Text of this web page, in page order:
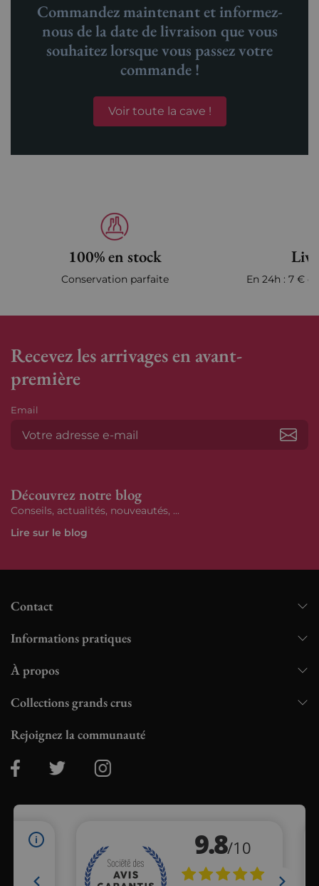
Commandez maintenant et informez-
nous de la date de livraison que vous
souhaitez lorsque vous passez votre
commande !
Voir toute la cave !
100% en stock
Conservation parfaite En 24h : 7 €
Recevez les arrivages en avant-
première
Email
Découvrez notre blog
Conseils, actualités, nouveautés, ...
Lire sur le blog
Contact
Informations pratiques
À propos
Collections grands crus
Rejoignez la communauté